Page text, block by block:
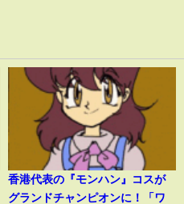
香港代表の『モンハン』コスが
グランドチャンピオンに！「ワ